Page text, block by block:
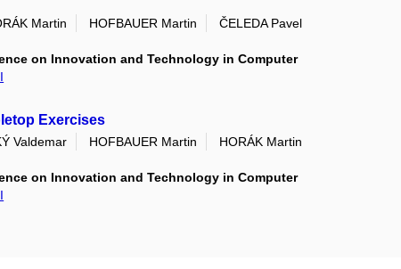
Martin HOFBAUER Martin
ČELEDA Pavel
on Innovation and Technology in Computer
Exercises
Valdemar HOFBAUER Martin
HORÁK Martin
on Innovation and Technology in Computer